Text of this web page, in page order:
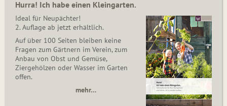
Hurra! Ich habe einen Kleingarten.
Ideal für Neupächter!
2. Auflage ab jetzt erhältlich.
Auf über 100 Seiten bleiben keine
Fragen zum Gärtnern im Verein, zum
Anbau von Obst und Gemüse,
Ziergehölzen oder Wasser im Garten
offen.
mehr…